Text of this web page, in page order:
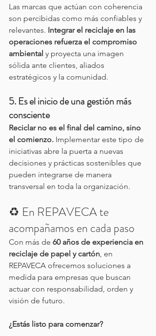
Las marcas que actúan con coherencia
son percibidas como más confiables y
relevantes. Integrar el reciclaje en las
operaciones refuerza el compromiso
ambiental y proyecta una imagen
sólida ante clientes, aliados
estratégicos y la comunidad.
5. Es el inicio de una gestión más
consciente
Reciclar no es el final del camino, sino
el comienzo. Implementar este tipo de
iniciativas abre la puerta a nuevas
decisiones y prácticas sostenibles que
pueden integrarse de manera
transversal en toda la organización.
♻️ En REPAVECA te
acompañamos en cada paso
Con más de 60 años de experiencia en
reciclaje de papel y cartón, en
REPAVECA ofrecemos soluciones a
medida para empresas que buscan
actuar con responsabilidad, orden y
visión de futuro.
¿Estás listo para comenzar?